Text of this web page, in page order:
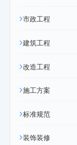
市政工程
建筑工程
改造工程
施工方案
标准规范
装饰装修